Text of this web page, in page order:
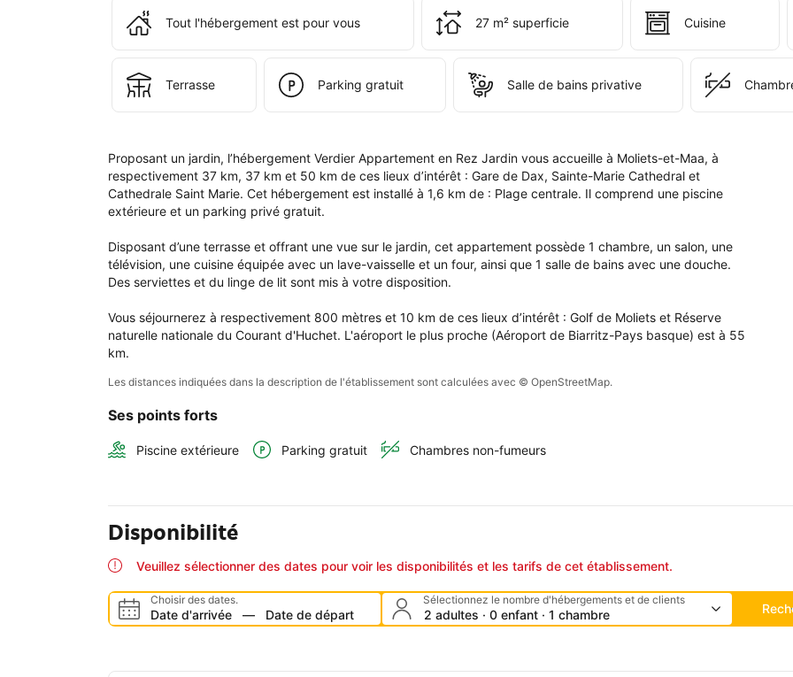
votre
Tout l'hébergement est pour vous 27 m² superficie Cuisine
Terrasse Parking gratuit Salle de bains privative
Proposant un jardin, l’hébergement Verdier Appartement en Rez Jardin vous accueille à Moliets-et-Maa, à
respectivement 37 km, 37 km et 50 km de ces lieux d’intérêt : Gare de Dax, Sainte-Marie Cathedral et
Cathedrale Saint Marie. Cet hébergement est installé à 1,6 km de : Plage centrale. Il comprend une piscine
extérieure et un parking privé gratuit.
Disposant d’une terrasse et offrant une vue sur le jardin, cet appartement possède 1 chambre, un salon, une
télévision, une cuisine équipée avec un lave-vaisselle et un four, ainsi que 1 salle de bains avec une douche.
Des serviettes et du linge de lit sont mis à votre disposition.
Vous séjournerez à respectivement 800 mètres et 10 km de ces lieux d’intérêt : Golf de Moliets et Réserve
naturelle nationale du Courant d'Huchet. L'aéroport le plus proche (Aéroport de Biarritz-Pays basque) est à 55
km.
Les distances indiquées dans la description de l'établissement sont calculées avec © OpenStreetMap.
Ses points forts
Piscine extérieure Parking gratuit Chambres non-fumeurs
Disponibilité
Veuillez sélectionner des dates pour voir les disponibilités et les tarifs de cet établissement.
Choisir des dates.
Date d'arrivée — Date de départ
Sélectionnez le nombre d'hébergements et de clients
2 adultes · 0 enfant · 1 chambre